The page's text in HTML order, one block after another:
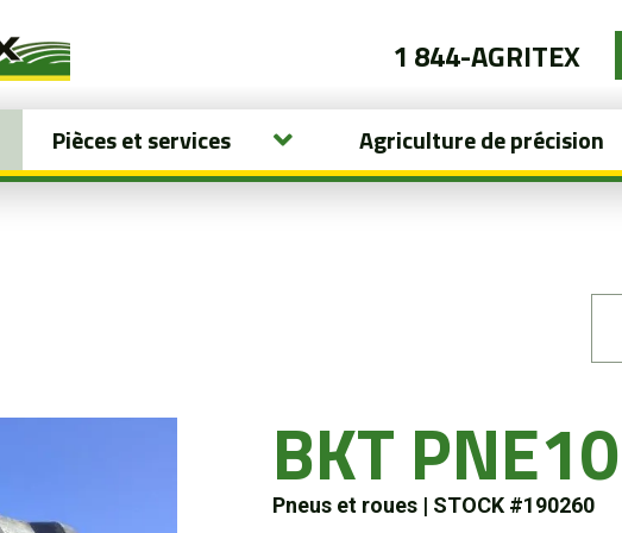
1 844-AGRITEX
Pièces et services Agriculture de précision
BKT
Pneus et roues | STOCK #190260